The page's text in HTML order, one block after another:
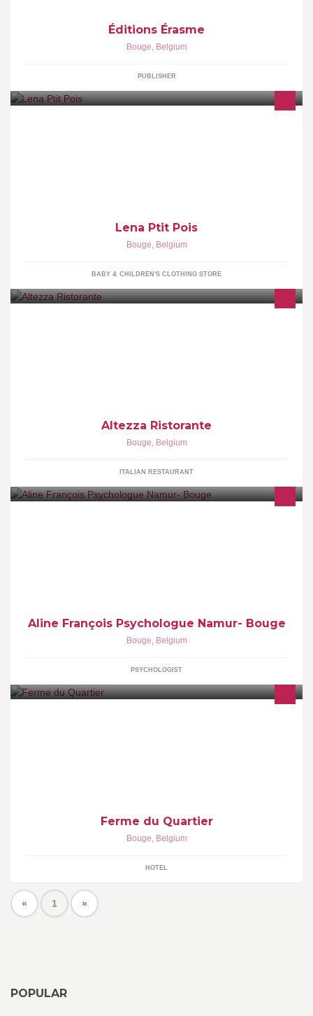
Éditions Érasme
Bouge, Belgium
PUBLISHER
Lena Ptit Pois
Bouge, Belgium
BABY & CHILDREN'S CLOTHING STORE
Altezza Ristorante
Bouge, Belgium
ITALIAN RESTAURANT
Aline François Psychologue Namur- Bouge
Bouge, Belgium
PSYCHOLOGIST
Ferme du Quartier
Bouge, Belgium
HOTEL
« 1 »
POPULAR